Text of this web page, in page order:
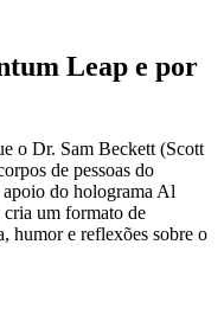
Leap e por
o Dr. Sam Beckett (Scott
de pessoas do
do holograma Al
um formato de
humor e reflexões sobre o